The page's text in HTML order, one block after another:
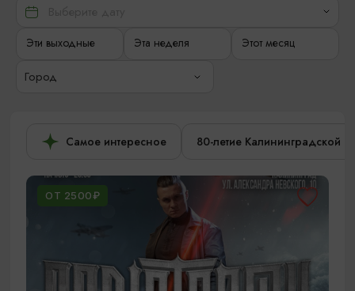
Эти выходные Эта неделя Этот месяц
Город
Самое интересное 80-летие Калининградской
ОТ 2500₽